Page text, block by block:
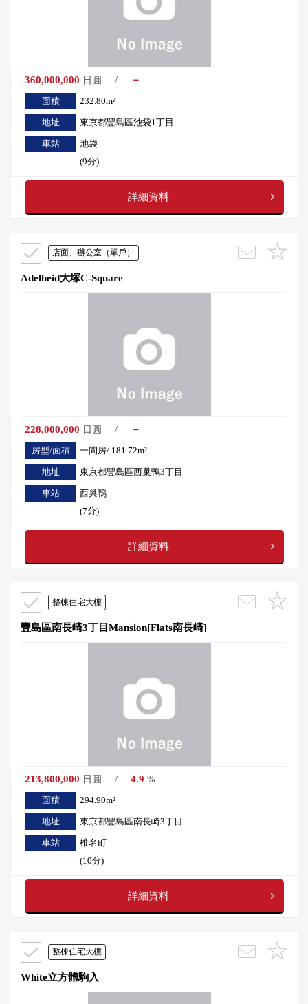
360,000,000 日圓 / －
面積 232.80m²
地址 東京都豐島區池袋1丁目
車站
池袋
(9分)
詳細資料
店面、辦公室（單戶）
Adelheid大塚C-Square
228,000,000 日圓 / －
房型/面積 一間房/ 181.72m²
地址 東京都豐島區西巢鴨3丁目
車站
西巢鴨
(7分)
詳細資料
整棟住宅大樓
豐島區南長崎3丁目Mansion[Flats南長崎]
213,800,000 日圓 / 4.9 %
面積
294.90m²
地址 東京都豐島區南長崎3丁目
車站
椎名町
(10分)
詳細資料
整棟住宅大樓
White立方體駒入